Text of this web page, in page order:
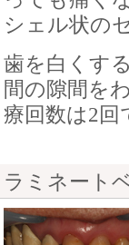
シェル状の
歯を白くす
間の隙間を
療回数は2回
ラミネート